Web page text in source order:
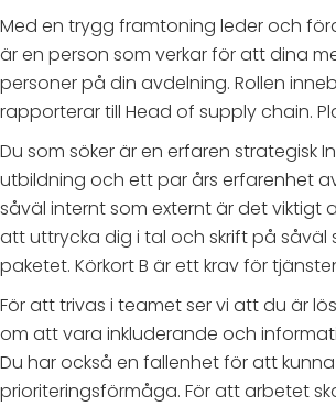
Med en trygg framtoning leder och
är en person som verkar för att dina
personer på din avdelning. Rollen
rapporterar till Head of supply chain.
Du som söker är en erfaren strategisk
utbildning och ett par års erfarenhet
såväl internt som externt är det
att uttrycka dig i tal och skrift på
paketet. Körkort B är ett krav för
För att trivas i teamet ser vi att du är
om att vara inkluderande och
Du har också en fallenhet för att
prioriteringsförmåga. För att arbetet